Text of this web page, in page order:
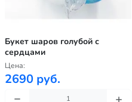
Букет шаров голубой с
сердцами
Цена:
2690 руб.